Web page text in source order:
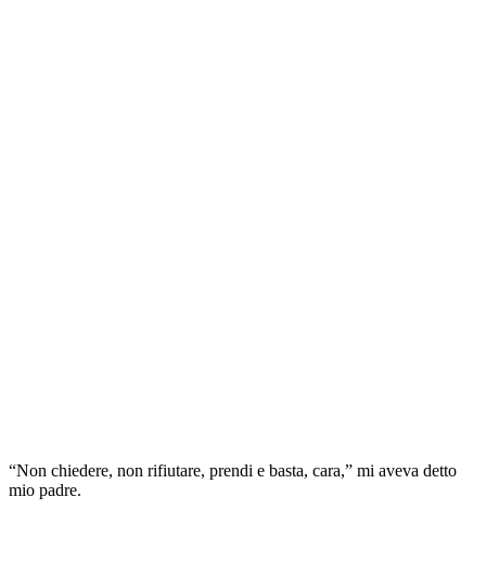
“Non chiedere, non rifiutare, prendi e basta, cara,” mi aveva detto
mio padre.